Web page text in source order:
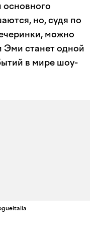
но, судя по
можно
Эми станет одной
в мире шоу-